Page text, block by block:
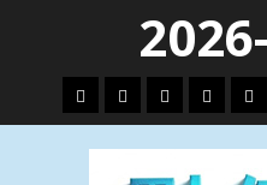
content頭
條
財
經
地
方.
文
教.
專
題